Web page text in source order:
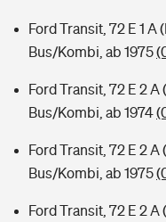
Ford Transit, 72 E 1 A
Bus/Kombi, ab 1975
Ford Transit, 72 E 2 A
Bus/Kombi, ab 1974
Ford Transit, 72 E 2 A
Bus/Kombi, ab 1975
Ford Transit, 72 E 2 A